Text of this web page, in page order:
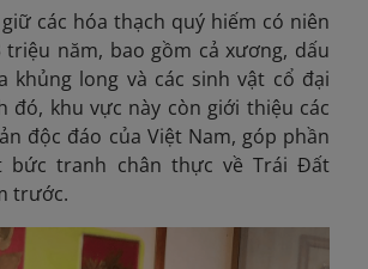
các hóa thạch quý hiếm có niên
triệu năm, bao gồm cả xương, dấu
khủng long và các sinh vật cổ đại
đó, khu vực này còn giới thiệu các
độc đáo của Việt Nam, góp phần
bức tranh chân thực về Trái Đất
trước.